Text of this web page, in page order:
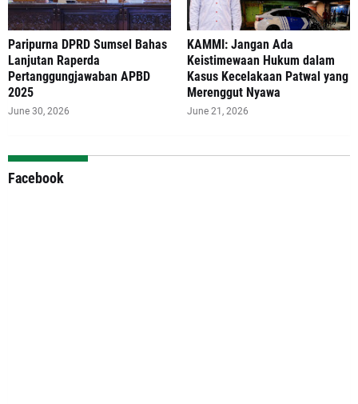
Paripurna DPRD Sumsel Bahas
Lanjutan Raperda
Pertanggungjawaban APBD
2025
June 30, 2026
‎KAMMI: Jangan Ada
Keistimewaan Hukum dalam
Kasus Kecelakaan Patwal yang
Merenggut Nyawa
June 21, 2026
Facebook